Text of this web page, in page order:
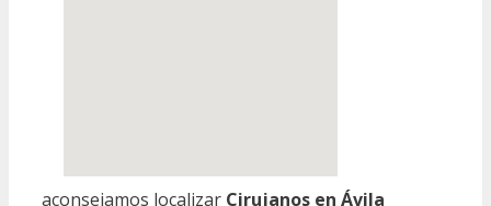
aconsejamos localizar Cirujanos en Ávila